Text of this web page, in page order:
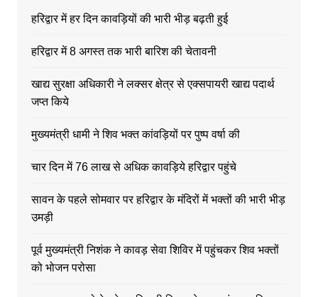
हरिद्वार में हर दिन कावड़ियों की भारी भीड़ बढ़ती हुई
हरिद्वार में 8 अगस्त तक भारी बारिश की चेतावनी
खाद्य सुरक्षा अधिकारी ने लक्सर क्षेत्र से एक्सपायरी खाद्य पदार्थ
जप्त किये
मुख्यमंत्री धामी ने शिव भक्त कांवड़ियों पर पुष्प वर्षा की
चार दिन में 76 लाख से अधिक कावड़िये हरिद्वार पहुंचे
सावन के पहले सोमवार पर हरिद्वार के मंदिरों में भक्तों की भारी भीड़
उमड़ी
पूर्व मुख्यमंत्री निशंक ने कावड़ सेवा शिविर में पहुंचकर शिव भक्तों
को भोजन परोसा